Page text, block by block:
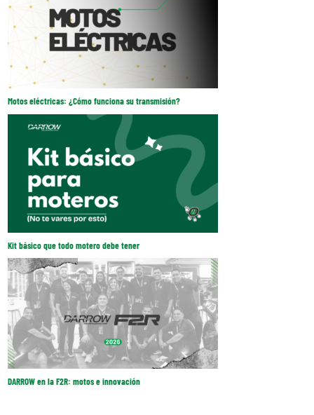
Motos eléctricas: ¿Cómo funciona su transmisión?
Kit básico que todo motero debe tener
DARROW en la F2R: motos e innovación